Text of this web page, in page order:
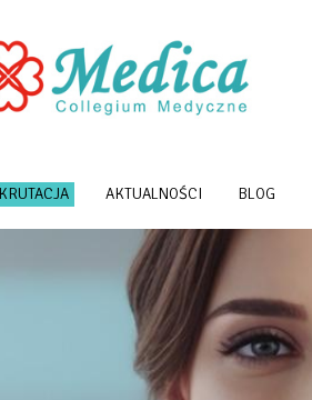
AKTUALNOŚCI BLOG